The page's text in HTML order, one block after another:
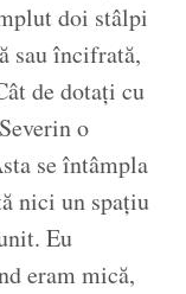
doi stâlpi
sau încifrată,
de dotați cu
o
se întâmpla
nici un spațiu
Eu
eram mică,